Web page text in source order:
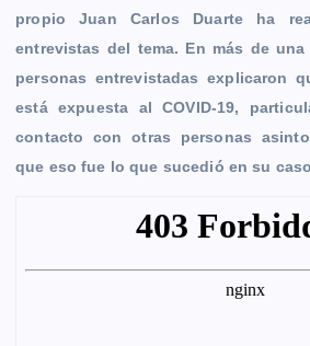
propio Juan Carlos Duarte ha
entrevistas del tema. En más de
personas entrevistadas explicaron
está expuesta al COVID-19,
contacto con otras personas
que eso fue lo que sucedió en su